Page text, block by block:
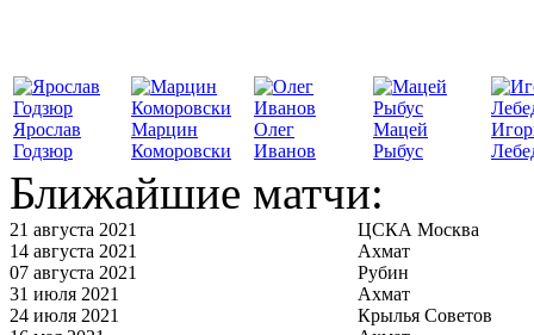
Ярослав
Годзюр
Марцин
Коморовски
Олег
Иванов
Мацей
Рыбус
Ближайшие матчи:
21 августа 2021
ЦСКА Москва
14 августа 2021
Ахмат
07 августа 2021
Рубин
31 июля 2021
Ахмат
24 июля 2021
Крылья Советов